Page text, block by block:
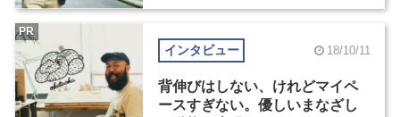
インタビュー 18/10/11
背伸びはしない、けれどマイペ
ースすぎない。優しいまなざし
PR